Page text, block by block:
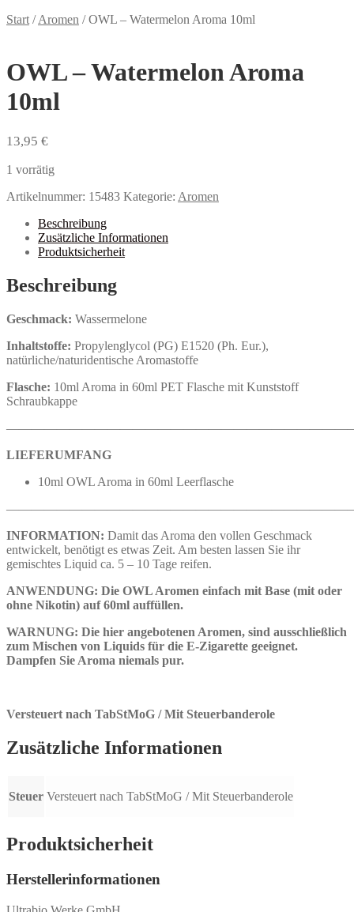
Start /Aromen /OWL – Watermelon Aroma 10ml
OWL – Watermelon Aroma
10ml
13,95 €
1 vorrätig
Artikelnummer: 15483 Kategorie: Aromen
Beschreibung
Zusätzliche Informationen
Produktsicherheit
Beschreibung
Geschmack: Wassermelone
Inhaltstoffe: Propylenglycol (PG) E1520 (Ph. Eur.),
natürliche/naturidentische Aromastoffe
Flasche: 10ml Aroma in 60ml PET Flasche mit Kunststoff
Schraubkappe
LIEFERUMFANG
10ml OWL Aroma in 60ml Leerflasche
INFORMATION: Damit das Aroma den vollen Geschmack
entwickelt, benötigt es etwas Zeit. Am besten lassen Sie ihr
gemischtes Liquid ca. 5 – 10 Tage reifen.
ANWENDUNG: Die OWL Aromen einfach mit Base (mit oder
ohne Nikotin) auf 60ml auffüllen.
WARNUNG: Die hier angebotenen Aromen, sind ausschließlich
zum Mischen von Liquids für die E-Zigarette geeignet.
Dampfen Sie Aroma niemals pur.
Versteuert nach TabStMoG / Mit Steuerbanderole
Zusätzliche Informationen
Steuer Versteuert nach TabStMoG / Mit Steuerbanderole
Produktsicherheit
Herstellerinformationen